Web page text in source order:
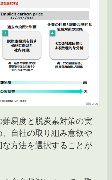
易度と脱炭素対策の実
自社の取り組み意欲や
方法を選択することが